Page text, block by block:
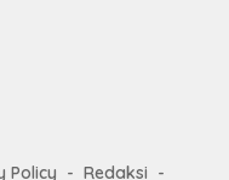
Policy Redaksi